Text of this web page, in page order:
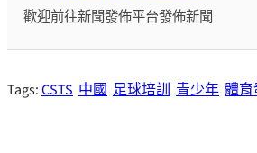
歡迎前往新聞發佈平台發佈新聞
Tags:CSTS 中國 足球培訓 青少年 體